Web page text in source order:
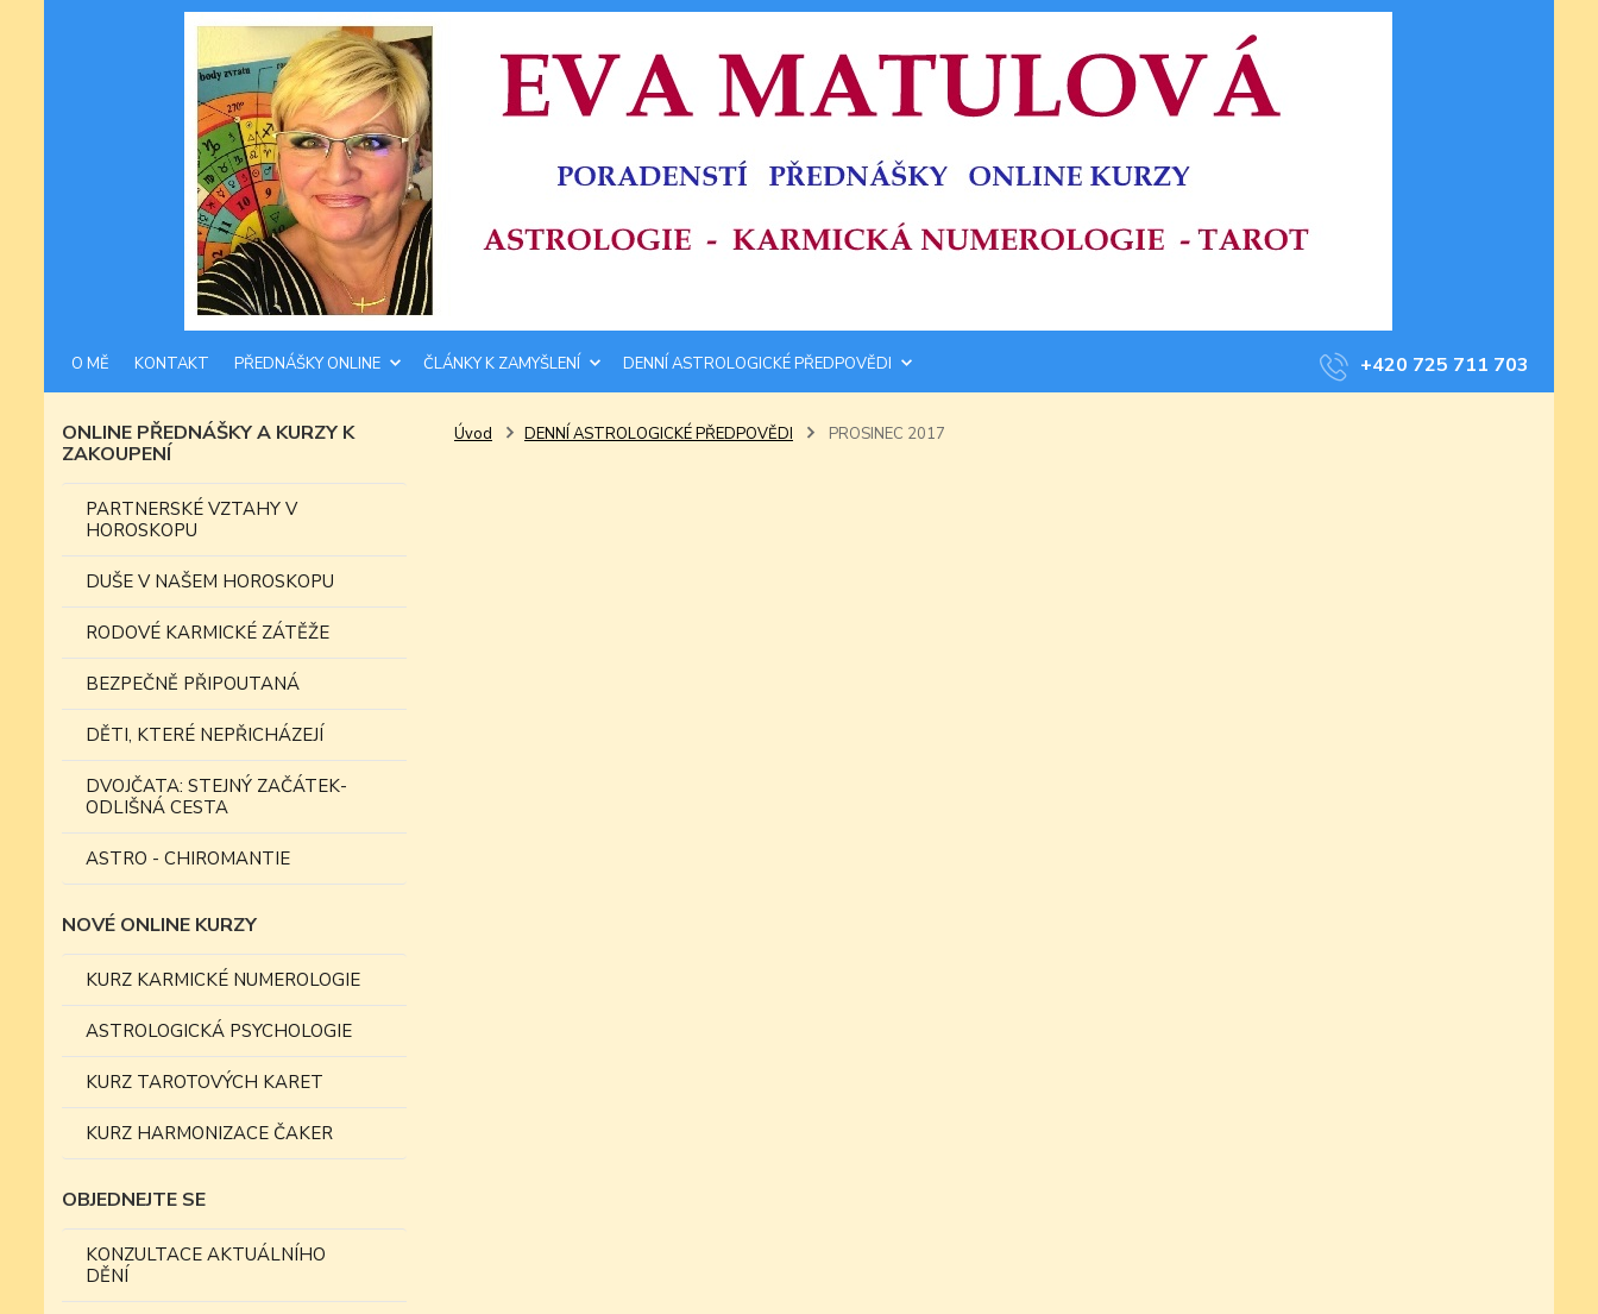
O MĚ KONTAKT PŘEDNÁŠKY ONLINE ČLÁNKY K ZAMYŠLENÍ DENNÍ ASTROLOGICKÉ PŘEDPOVĚDI +420 725 711 703
ONLINE PŘEDNÁŠKY A KURZY K
ZAKOUPENÍ
PARTNERSKÉ VZTAHY V
HOROSKOPU
DUŠE V NAŠEM HOROSKOPU
RODOVÉ KARMICKÉ ZÁTĚŽE
BEZPEČNĚ PŘIPOUTANÁ
DĚTI, KTERÉ NEPŘICHÁZEJÍ
DVOJČATA: STEJNÝ ZAČÁTEK-
ODLIŠNÁ CESTA
ASTRO - CHIROMANTIE
NOVÉ ONLINE KURZY
KURZ KARMICKÉ NUMEROLOGIE
ASTROLOGICKÁ PSYCHOLOGIE
KURZ TAROTOVÝCH KARET
KURZ HARMONIZACE ČAKER
OBJEDNEJTE SE
KONZULTACE AKTUÁLNÍHO
DĚNÍ
Úvod DENNÍ ASTROLOGICKÉ PŘEDPOVĚDI PROSINEC 2017